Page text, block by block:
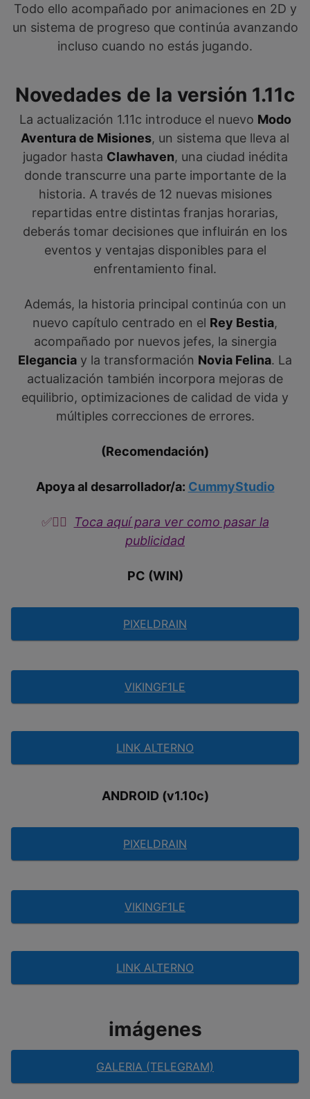
Todo ello acompañado por animaciones en 2D y
un sistema de progreso que continúa avanzando
incluso cuando no estás jugando.
Novedades de la versión 1.11c
La actualización 1.11c introduce el nuevo Modo
Aventura de Misiones, un sistema que lleva al
jugador hasta Clawhaven, una ciudad inédita
donde transcurre una parte importante de la
historia. A través de 12 nuevas misiones
repartidas entre distintas franjas horarias,
deberás tomar decisiones que influirán en los
eventos y ventajas disponibles para el
enfrentamiento final.
Además, la historia principal continúa con un
nuevo capítulo centrado en el Rey Bestia,
acompañado por nuevos jefes, la sinergia
Elegancia y la transformación Novia Felina. La
actualización también incorpora mejoras de
equilibrio, optimizaciones de calidad de vida y
múltiples correcciones de errores.
(Recomendación)
Apoya al desarrollador/a: CummyStudio
✅👉🏼​​
Toca aquí para ver como pasar la
publicidad
PC (WIN)
PIXELDRAIN
VIKINGF1LE
LINK ALTERNO
ANDROID (v1.10c)
PIXELDRAIN
VIKINGF1LE
LINK ALTERNO
imágenes
GALERIA (TELEGRAM)